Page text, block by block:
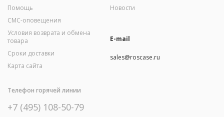
Помощь
СМС-оповещения
Условия возврата и обмена
товара
Сроки доставки
Карта сайта
Новости
E-mail
sales@roscase.ru
Телефон горячей линии
+7 (495) 108-50-79